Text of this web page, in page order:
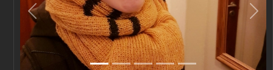
Forrige